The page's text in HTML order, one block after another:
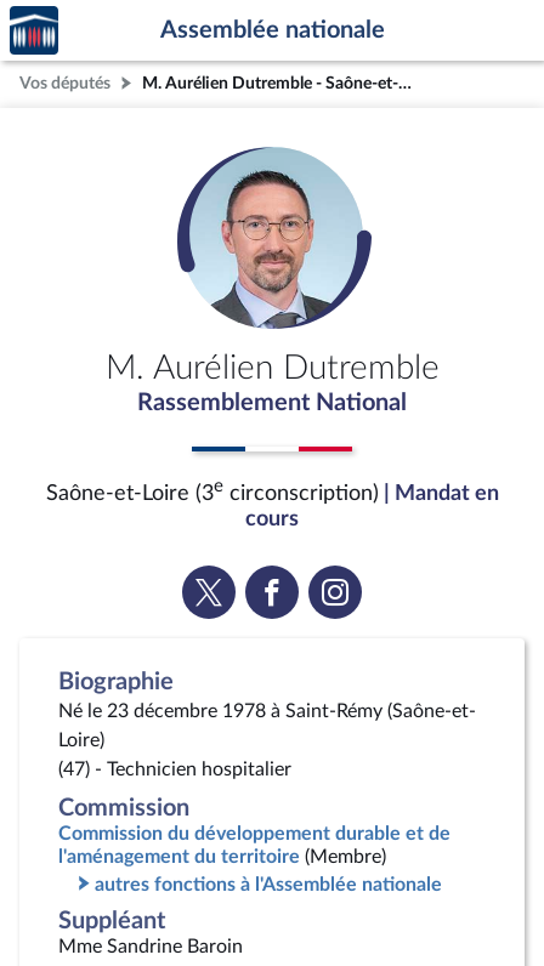
Aller au contenu
Aller en bas de la page
Accèder
à la
page
d'accueil
Assemblée nationale
Vos députés M. Aurélien Dutremble - Saône-et-Loire (3e circonscription)
M. Aurélien Dutremble
Rassemblement National
Saône-et-Loire (3ecirconscription)
| Mandat en
cours
Voir
la
Voir
la
Voir
la
Biographie
Né le 23 décembre 1978 à Saint-Rémy (Saône-et-
Loire)
(47) - Technicien hospitalier
Commission
Commission du développement durable et de
l'aménagement du territoire (Membre)
autres fonctions à l'Assemblée nationale
Suppléant
Mme Sandrine Baroin